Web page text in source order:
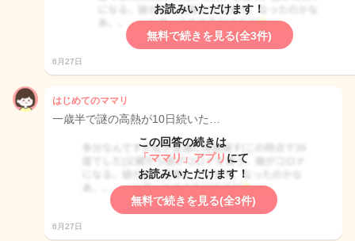
お読みいただけます！
無料で続きを見る(全3件)
6月27日
はじめてのママリ
一歳半で謎の高熱が10日続いた…
この回答の続きは
「ママリ」アプリ にて
お読みいただけます！
無料で続きを見る(全3件)
6月27日